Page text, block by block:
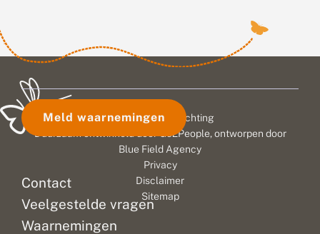
Contact
Veelgestelde vragen
Waarnemingen
Meld waarnemingen
© 2026 Vlinderstichting
Duurzaam ontwikkeld door
Go2People, ontworpen door
Blue Field Agency
Privacy
Disclaimer
Sitemap